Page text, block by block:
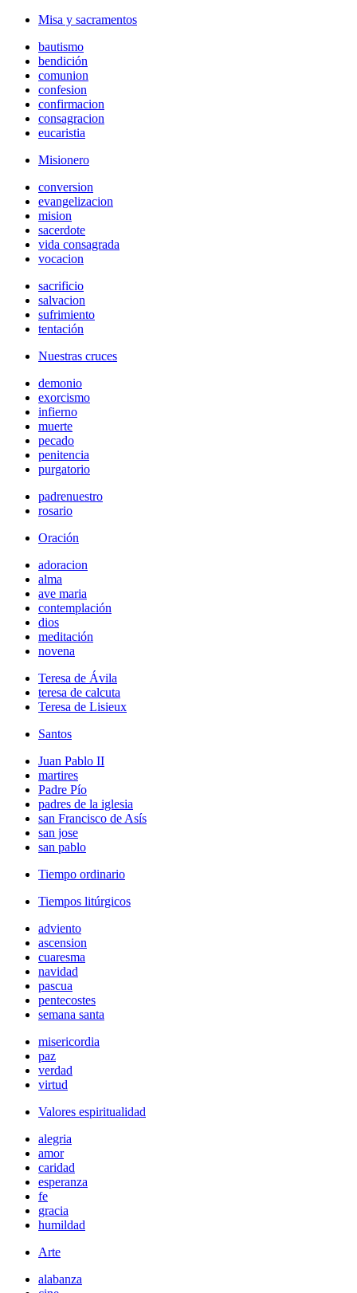
Misa y sacramentos
bautismo
bendición
comunion
confesion
confirmacion
consagracion
eucaristia
Misionero
conversion
evangelizacion
mision
sacerdote
vida consagrada
vocacion
sacrificio
salvacion
sufrimiento
tentación
Nuestras cruces
demonio
exorcismo
infierno
muerte
pecado
penitencia
purgatorio
padrenuestro
rosario
Oración
adoracion
alma
ave maria
contemplación
dios
meditación
novena
Teresa de Ávila
teresa de calcuta
Teresa de Lisieux
Santos
Juan Pablo II
martires
Padre Pío
padres de la iglesia
san Francisco de Asís
san jose
san pablo
Tiempo ordinario
Tiempos litúrgicos
adviento
ascension
cuaresma
navidad
pascua
pentecostes
semana santa
misericordia
paz
verdad
virtud
Valores espiritualidad
alegria
amor
caridad
esperanza
fe
gracia
humildad
Arte
alabanza